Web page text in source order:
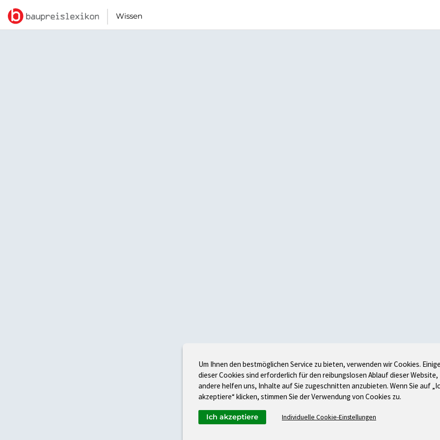
Wissen
Um Ihnen den bestmöglichen Service zu bieten, verwenden wir Cookies.
dieser Cookies sind erforderlich für den reibungslosen Ablauf dieser Website,
andere helfen uns, Inhalte auf Sie zugeschnitten anzubieten. Wenn Sie auf
akzeptiere“ klicken, stimmen Sie der Verwendung von Cookies zu.
Individuelle Cookie-Einstellungen
Ich akzeptiere